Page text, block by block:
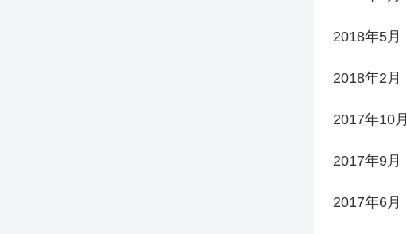
2018年5月
2018年2月
2017年10月
2017年9月
2017年6月